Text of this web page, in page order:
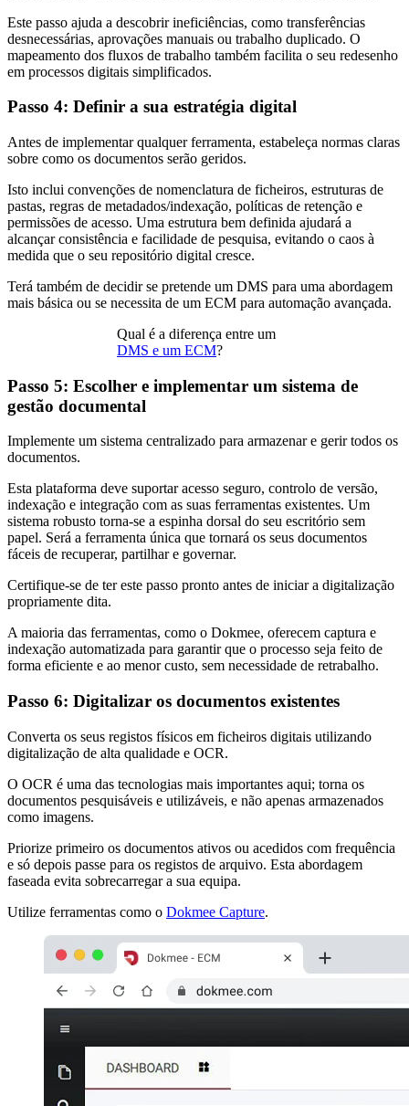
Este passo ajuda a descobrir ineficiências, como transferências
desnecessárias, aprovações manuais ou trabalho duplicado. O
mapeamento dos fluxos de trabalho também facilita o seu redesenho
em processos digitais simplificados.
Passo 4: Definir a sua estratégia digital
Antes de implementar qualquer ferramenta, estabeleça normas claras
sobre como os documentos serão geridos.
Isto inclui convenções de nomenclatura de ficheiros, estruturas de
pastas, regras de metadados/indexação, políticas de retenção e
permissões de acesso. Uma estrutura bem definida ajudará a
alcançar consistência e facilidade de pesquisa, evitando o caos à
medida que o seu repositório digital cresce.
Terá também de decidir se pretende um DMS para uma abordagem
mais básica ou se necessita de um ECM para automação avançada.
Qual é a diferença entre um
DMS e um ECM?
Passo 5: Escolher e implementar um sistema de
gestão documental
Implemente um sistema centralizado para armazenar e gerir todos os
documentos.
Esta plataforma deve suportar acesso seguro, controlo de versão,
indexação e integração com as suas ferramentas existentes. Um
sistema robusto torna-se a espinha dorsal do seu escritório sem
papel. Será a ferramenta única que tornará os seus documentos
fáceis de recuperar, partilhar e governar.
Certifique-se de ter este passo pronto antes de iniciar a digitalização
propriamente dita.
A maioria das ferramentas, como o Dokmee, oferecem captura e
indexação automatizada para garantir que o processo seja feito de
forma eficiente e ao menor custo, sem necessidade de retrabalho.
Passo 6: Digitalizar os documentos existentes
Converta os seus registos físicos em ficheiros digitais utilizando
digitalização de alta qualidade e OCR.
O OCR é uma das tecnologias mais importantes aqui; torna os
documentos pesquisáveis e utilizáveis, e não apenas armazenados
como imagens.
Priorize primeiro os documentos ativos ou acedidos com frequência
e só depois passe para os registos de arquivo. Esta abordagem
faseada evita sobrecarregar a sua equipa.
Utilize ferramentas como o Dokmee Capture.